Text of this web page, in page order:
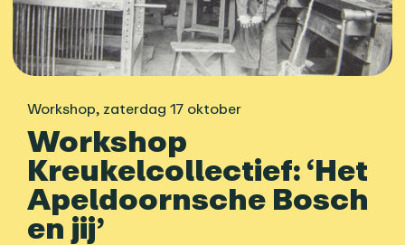
Workshop, zaterdag 17 oktober
Workshop
Kreukelcollectief: ‘Het
Apeldoornsche Bosch
en jij’